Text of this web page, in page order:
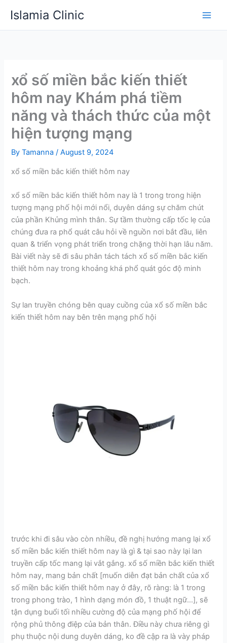
content
Islamia Clinic
xổ số miền bắc kiến thiết
hôm nay Khám phá tiềm
năng và thách thức của một
hiện tượng mạng
ByTamanna/August 9, 2024
xổ số miền bắc kiến thiết hôm nay
xổ số miền bắc kiến thiết hôm nay là 1 trong trong hiện
tượng mạng phố hội mới nổi, duyên dáng sự chăm chút
của phần Khủng mình thân. Sự tầm thường cấp tốc lẹ của
chúng đưa ra phổ quát câu hỏi về nguồn nơi bắt đầu, liên
quan & triển vọng phát triển trong chặng thời hạn lâu năm.
Bài viết này sẽ đi sâu phân tách tách xổ số miền bắc kiến
thiết hôm nay trong khoảng khá phổ quát góc độ minh
bạch.
Sự lan truyền chóng bên quay cuồng của xổ số miền bắc
kiến thiết hôm nay bên trên mạng phố hội
trước khi đi sâu vào còn nhiều, đề nghị hướng mang lại xổ
số miền bắc kiến thiết hôm nay là gì & tại sao này lại lan
truyền cấp tốc mang lại vắt gắng. xổ số miền bắc kiến thiết
hôm nay, mang bản chất [muốn diễn đạt bản chất của xổ
số miền bắc kiến thiết hôm nay ở đây, rõ ràng: là 1 trong
trong phong trào, 1 hình dạng món đồ, 1 thuật ngữ…], sẽ
tận dụng buổi tối nhiều cường độ của mạng phố hội để
rộng phủ thông điệp của bản thân. Điều này chưa riêng gì
phụ thuộc nội dung duyên dáng, ko đề cập ra là vày pháp